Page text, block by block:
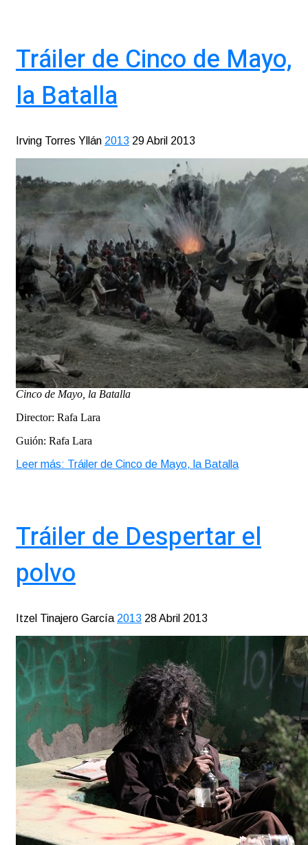
Tráiler de Cinco de Mayo,
la Batalla
Irving Torres Yllán 2013 29 Abril 2013
Cinco de Mayo, la Batalla
Director: Rafa Lara
Guión: Rafa Lara
Leer más: Tráiler de Cinco de Mayo, la Batalla
Tráiler de Despertar el
polvo
Itzel Tinajero García 2013 28 Abril 2013